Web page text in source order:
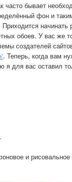
бывает
фон и
начинать
обоев. У вас же
создателей
. Теперь, когда вам
я для вас оставил
и